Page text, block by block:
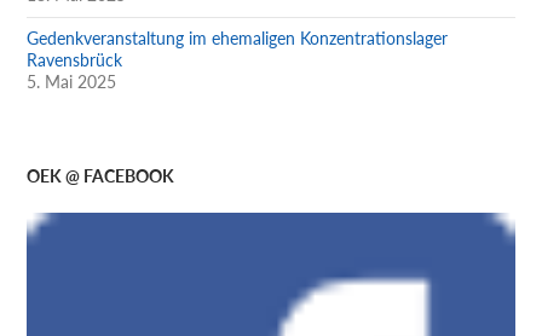
Gedenkveranstaltung im ehemaligen Konzentrationslager
Ravensbrück
5. Mai 2025
OEK @ FACEBOOK